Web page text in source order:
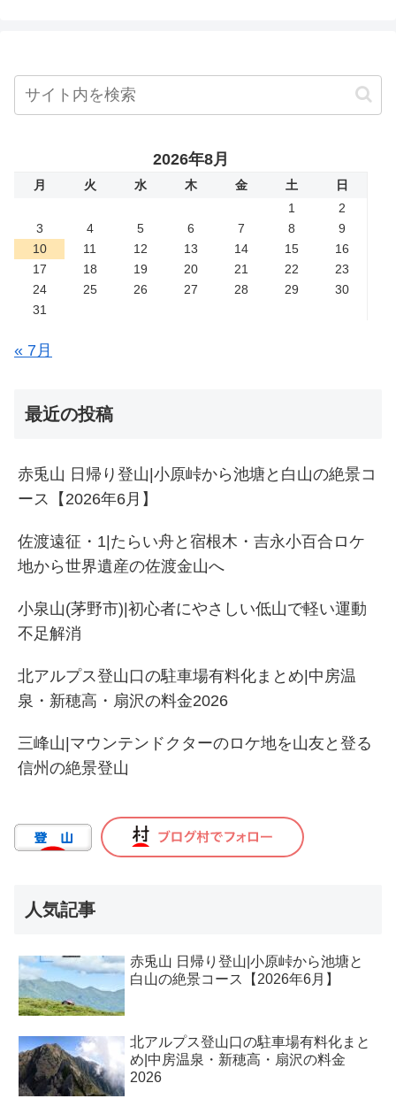
2026年8月
月 火 水 木 金 土
日
1
2
3
4 5 6 7 8
9
10
11 12 13 14 15
16
17
18 19 20 21 22
23
24
25 26 27 28 29
30
31
« 7月
最近の投稿
赤兎山 日帰り登山|小原峠から池塘と白山の絶景コ
ース【2026年6月】
佐渡遠征・1|たらい舟と宿根木・吉永小百合ロケ
地から世界遺産の佐渡金山へ
小泉山(茅野市)|初心者にやさしい低山で軽い運動
不足解消
北アルプス登山口の駐車場有料化まとめ|中房温
泉・新穂高・扇沢の料金2026
三峰山|マウンテンドクターのロケ地を山友と登る
信州の絶景登山
人気記事
赤兎山 日帰り登山|小原峠から池塘と
白山の絶景コース【2026年6月】
北アルプス登山口の駐車場有料化まと
め|中房温泉・新穂高・扇沢の料金
2026